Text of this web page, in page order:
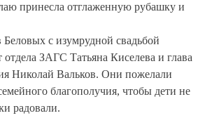
принесла отглаженную рубашку и
Беловых с изумрудной свадьбой
отдела ЗАГС Татьяна Киселева и глава
Николай Вальков. Они пожелали
благополучия, чтобы дети не
радовали.